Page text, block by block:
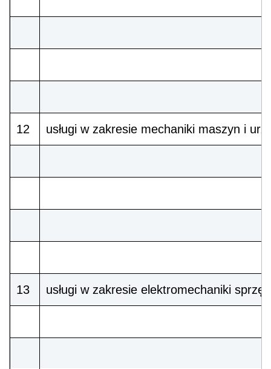
12 usługi w zakresie mechaniki maszyn i
13 usługi w zakresie elektromechaniki